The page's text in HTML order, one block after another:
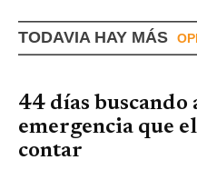
TODAVIA HAY MÁS
44 días buscando
emergencia que
contar